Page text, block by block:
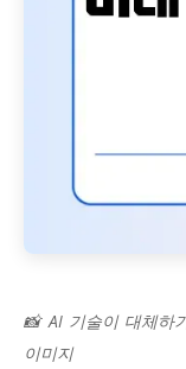
📸 AI 기술이 대체하
이미지